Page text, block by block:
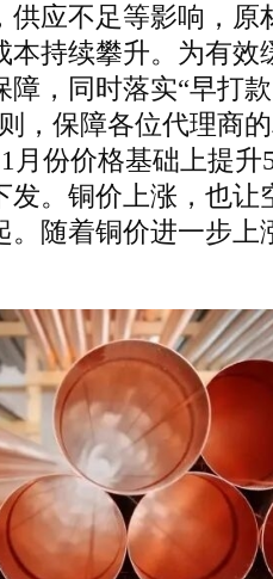
供应不足等影响，原
本持续攀升。为有效
障，同时落实“早打
，保障各位代理商
月份价格基础上提
发。铜价上涨，也让
。随着铜价进一步上